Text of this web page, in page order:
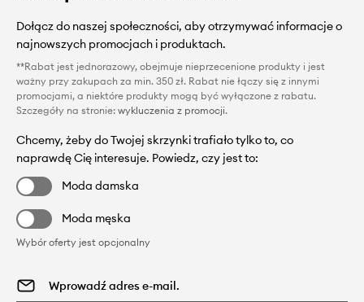
Dołącz do naszej społeczności, aby otrzymywać informacje o
najnowszych promocjach i produktach.
**Rabat jest jednorazowy, obejmuje nieprzecenione produkty i jest
ważny przy zakupach za min. 350 zł. Rabat nie łączy się z innymi
promocjami, a niektóre produkty mogą być wyłączone z rabatu.
Szczegóły na stronie: wykluczenia z promocji.
Chcemy, żeby do Twojej skrzynki trafiało tylko to, co
naprawdę Cię interesuje. Powiedz, czy jest to:
Moda damska
Moda męska
Wybór oferty jest opcjonalny